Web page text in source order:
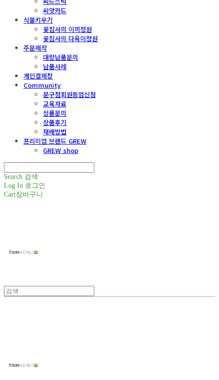
씨앗카드
식물키우기
꽃집사의 이끼정원
꽃집사의 다육이정원
주문제작
대량납품문의
납품사례
개인결제창
Community
문구점회원등업신청
교육자료
상품문의
상품후기
재배방법
프리미엄 브랜드 GREW
GREW shop
Search 검색
Log In 로그인
Cart장바구니